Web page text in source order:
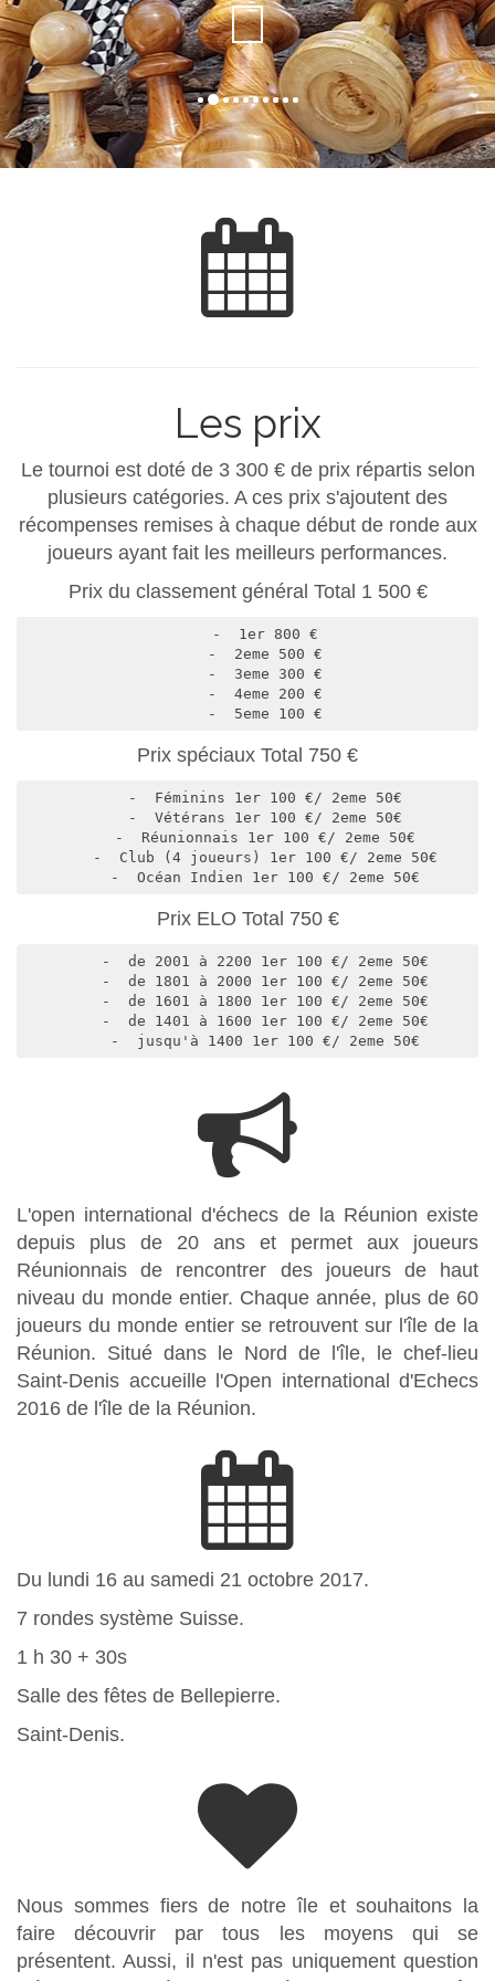
Les prix
Le tournoi est doté de 3 300 € de prix répartis selon
plusieurs catégories. A ces prix s'ajoutent des
récompenses remises à chaque début de ronde aux
joueurs ayant fait les meilleurs performances.
Prix du classement général Total 1 500 €
    -  5eme 100 €
Prix spéciaux Total 750 €
    -  Océan Indien 1er 100 €/ 2eme 50€
Prix ELO Total 750 €
    -  jusqu'à 1400 1er 100 €/ 2eme 50€
L'open international d'échecs de la Réunion existe
depuis plus de 20 ans et permet aux joueurs
Réunionnais de rencontrer des joueurs de haut
niveau du monde entier. Chaque année, plus de 60
joueurs du monde entier se retrouvent sur l'île de la
Réunion. Situé dans le Nord de l'île, le chef-lieu
Saint-Denis accueille l'Open international d'Echecs
2016 de l'île de la Réunion.
Du lundi 16 au samedi 21 octobre 2017.
7 rondes système Suisse.
1 h 30 + 30s
Salle des fêtes de Bellepierre.
Saint-Denis.
Nous sommes fiers de notre île et souhaitons la
faire découvrir par tous les moyens qui se
présentent. Aussi, il n'est pas uniquement question